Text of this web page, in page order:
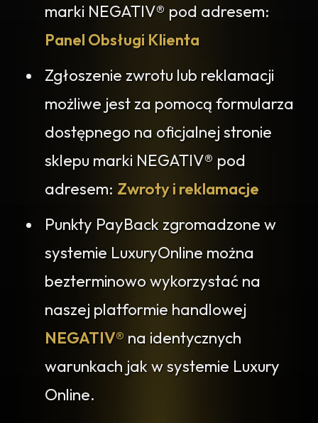
marki NEGATIV® pod adresem:
Panel Obsługi Klienta
Zgłoszenie zwrotu lub reklamacji
możliwe jest za pomocą formularza
dostępnego na oficjalnej stronie
sklepu marki NEGATIV® pod
adresem: Zwroty i reklamacje
Punkty PayBack zgromadzone w
systemie LuxuryOnline można
bezterminowo wykorzystać na
naszej platformie handlowej
NEGATIV® na identycznych
warunkach jak w systemie Luxury
Online.